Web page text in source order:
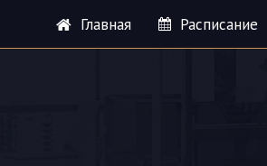
Главная Расписание